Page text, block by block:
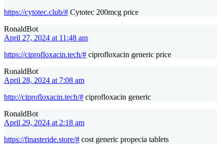
https://cytotec.club/# Cytotec 200mcg price
RonaldBot
April 27, 2024 at 11:48 am
https://ciprofloxacin.tech/# ciprofloxacin generic price
RonaldBot
April 28, 2024 at 7:08 am
http://ciprofloxacin.tech/# ciprofloxacin generic
RonaldBot
April 29, 2024 at 2:18 am
https://finasteride.store/# cost generic propecia tablets